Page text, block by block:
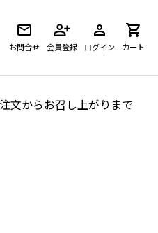
お問合せ 会員登録 ログイン カート
文からお召し上がりまで